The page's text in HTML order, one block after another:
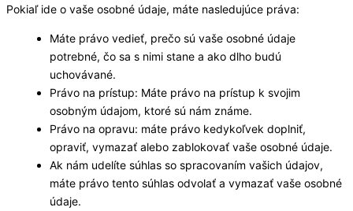
Pokiaľ ide o vaše osobné údaje, máte nasledujúce práva:
Máte právo vedieť, prečo sú vaše osobné údaje
potrebné, čo sa s nimi stane a ako dlho budú
uchovávané.
Právo na prístup: Máte právo na prístup k svojim
osobným údajom, ktoré sú nám známe.
Právo na opravu: máte právo kedykoľvek doplniť,
opraviť, vymazať alebo zablokovať vaše osobné údaje.
Ak nám udelíte súhlas so spracovaním vašich údajov,
máte právo tento súhlas odvolať a vymazať vaše osobné
údaje.